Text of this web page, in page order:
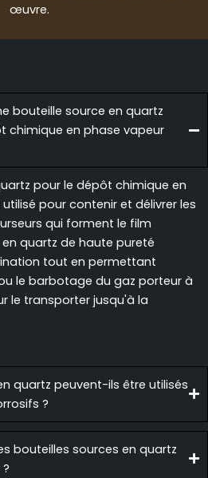
œuvre.
bouteille source en quartz
chimique en phase vapeur
pour le dépôt chimique en
pour contenir et délivrer les
qui forment le film
quartz de haute pureté
tout en permettant
le barbotage du gaz porteur à
le transporter jusqu'à la
quartz peuvent-ils être utilisés
?
bouteilles sources en quartz